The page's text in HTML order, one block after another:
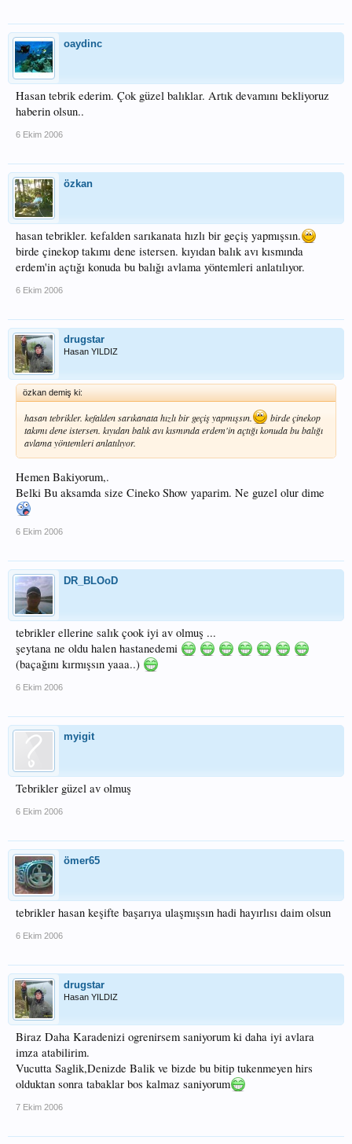
oaydinc
Hasan tebrik ederim. Çok güzel balıklar. Artık devamını bekliyoruz
haberin olsun..
6 Ekim 2006
özkan
hasan tebrikler. kefalden sarıkanata hızlı bir geçiş yapmışsın.
birde çinekop takımı dene istersen. kıyıdan balık avı kısmında
erdem'in açtığı konuda bu balığı avlama yöntemleri anlatılıyor.
6 Ekim 2006
drugstar
Hasan YILDIZ
özkan demiş ki:
hasan tebrikler. kefalden sarıkanata hızlı bir geçiş yapmışsın.
birde çinekop
takımı dene istersen. kıyıdan balık avı kısmında erdem'in açtığı konuda bu balığı
avlama yöntemleri anlatılıyor.
Hemen Bakiyorum,.
Belki Bu aksamda size Cineko Show yaparim. Ne guzel olur dime
6 Ekim 2006
DR_BLOoD
tebrikler ellerine salık çook iyi av olmuş ...
şeytana ne oldu halen hastanedemi
(baçağını kırmışsın yaaa..)
6 Ekim 2006
myigit
Tebrikler güzel av olmuş
6 Ekim 2006
ömer65
tebrikler hasan keşifte başarıya ulaşmışsın hadi hayırlısı daim olsun
6 Ekim 2006
drugstar
Hasan YILDIZ
Biraz Daha Karadenizi ogrenirsem saniyorum ki daha iyi avlara
imza atabilirim.
Vucutta Saglik,Denizde Balik ve bizde bu bitip tukenmeyen hirs
olduktan sonra tabaklar bos kalmaz saniyorum
7 Ekim 2006